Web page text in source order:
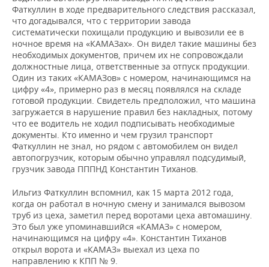
Фаткуллин в ходе предварительного следствия рассказал,
что догадывался, что с территории завода
систематически похищали продукцию и вывозили ее в
ночное время на «КАМАЗах». Он видел такие машины без
необходимых документов, причем их не сопровождали
должностные лица, ответственные за отпуск продукции.
Один из таких «КАМАЗов» с номером, начинающимся на
цифру «4», примерно раз в месяц появлялся на складе
готовой продукции. Свидетель предположил, что машина
загружается в нарушение правил без накладных, потому
что ее водитель не ходил подписывать необходимые
документы. Кто именно и чем грузил транспорт
Фаткуллин не знал, но рядом с автомобилем он видел
автопогрузчик, которым обычно управлял подсудимый,
грузчик завода ПППНД Константин Тиханов.
Ильгиз Фаткуллин вспомнил, как 15 марта 2012 года,
когда он работал в ночную смену и занимался вывозом
труб из цеха, заметил перед воротами цеха автомашину.
Это был уже упоминавшийся «КАМАЗ» с номером,
начинающимся на цифру «4». Константин Тиханов
открыл ворота и «КАМАЗ» выехал из цеха по
направлению к КПП № 9.